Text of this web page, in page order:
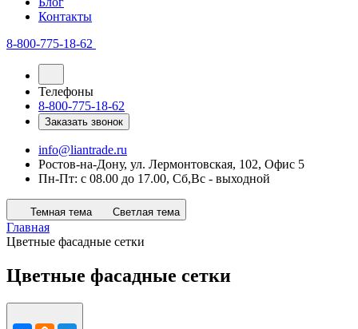
Контакты
8-800-775-18-62
Телефоны
8-800-775-18-62
Заказать звонок
info@liantrade.ru
Ростов-на-Дону, ул. Лермонтовская, 102, Офис 5
Пн-Пт: c 08.00 до 17.00, Cб,Вс - выходной
Темная тема Светлая тема
Главная
Цветные фасадные сетки
Цветные фасадные сетки